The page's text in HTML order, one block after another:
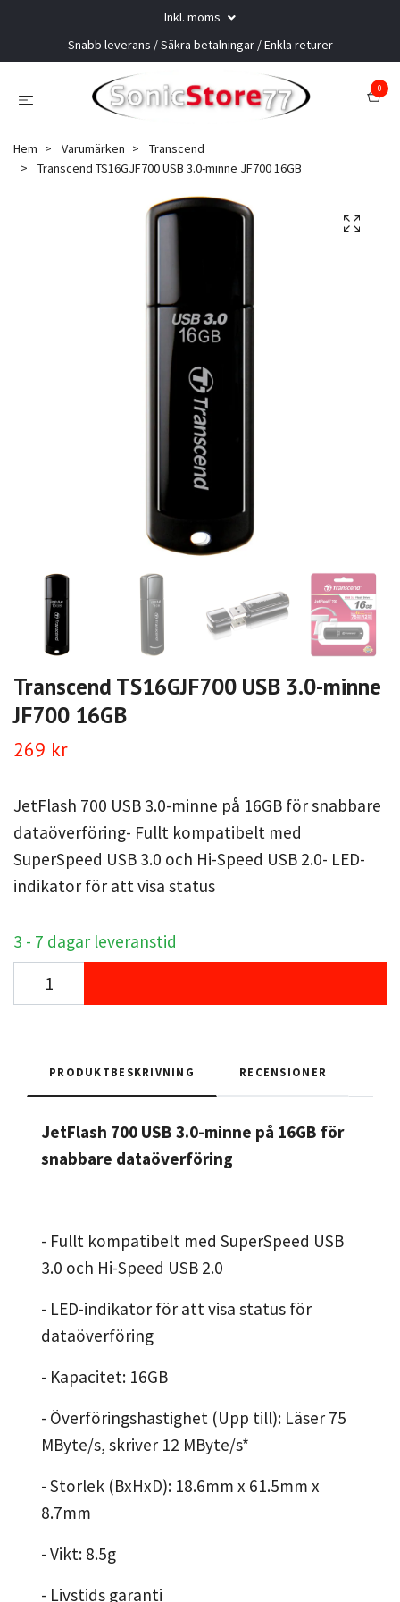
Inkl. moms
Snabb leverans / Säkra betalningar / Enkla returer
0
Hem Varumärken
Transcend
Transcend TS16GJF700 USB 3.0-minne JF700 16GB
Transcend TS16GJF700 USB 3.0-minne
JF700 16GB
269 kr
JetFlash 700 USB 3.0-minne på 16GB för snabbare
dataöverföring- Fullt kompatibelt med
SuperSpeed USB 3.0 och Hi-Speed USB 2.0- LED-
indikator för att visa status
3 - 7 dagar leveranstid
PRODUKTBESKRIVNING RECENSIONER
JetFlash 700 USB 3.0-minne på 16GB för
snabbare dataöverföring
- Fullt kompatibelt med SuperSpeed USB
3.0 och Hi-Speed USB 2.0
- LED-indikator för att visa status för
dataöverföring
- Kapacitet: 16GB
- Överföringshastighet (Upp till): Läser 75
MByte/s, skriver 12 MByte/s*
- Storlek (BxHxD): 18.6mm x 61.5mm x
8.7mm
- Vikt: 8.5g
- Livstids garanti